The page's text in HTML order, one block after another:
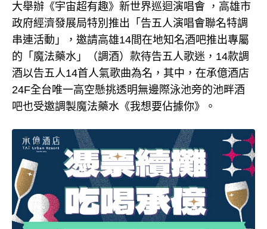
大舉辦《宇宙超有趣》新世界巡迴演唱會 ，高雄市
政府經濟發展局特別推出「告五人演唱會聯名特調
串連活動」，邀請高雄14間在地知名酒吧推出專屬
的「魔法藥水」（調酒）款待告五人歌迷，14款調
酒以告五人14首人氣歌曲為名，其中，在承億酒店
24F全台唯一高空懸挑透明無邊際泳池旁的池畔酒
吧也受邀調製魔法藥水《我想要佔據你》。